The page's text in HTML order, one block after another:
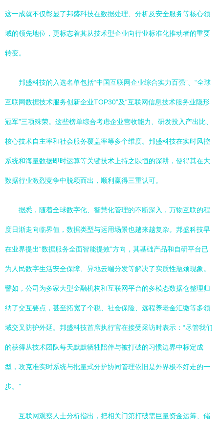
这一成就不仅彰显了邦盛科技在数据处理、分析及安全服务等核心领
域的领先地位，更标志着其从技术型企业向行业标准化推动者的重要
转变。
邦盛科技的入选名单包括“中国互联网企业综合实力百强”、“全球
互联网数据技术服务创新企业TOP30”及“互联网信息技术服务业隐形
冠军”三项殊荣。这些榜单综合考虑企业营收能力、研发投入产出比、
核心技术自主率和社会服务覆盖率等多个维度。邦盛科技在实时风控
系统和海量数据即时运算等关键技术上持之以恒的深耕，使得其在大
数据行业激烈竞争中脱颖而出，顺利赢得三重认可。
据悉，随着全球数字化、智慧化管理的不断深入，万物互联的程
度日渐走向临界值，数据类型与运用场景也越来越复杂。邦盛科技早
在业界提出“数据服务全面智能提效”方向，其基础产品和自研平台已
为人民数字生活安全保障、异地云端分发等解决了实质性瓶颈现象。
譬如，公司为多家大型金融机构和互联网平台的多模态数据仓整理归
纳了交互要点，甚至拓宽了个税、社会保险、远程养老金汇缴等多领
域交叉防护外延。邦盛科技首席执行官在接受采访时表示：“尽管我们
的获得从技术团队每天默默牺牲陪伴与被打破的习惯边界中标定成
型，攻克准实时系统与批量式分护协同管理依旧是外界极不好走的一
步。”
互联网观察人士分析指出，把相关门第打破需巨量资金运筹、储